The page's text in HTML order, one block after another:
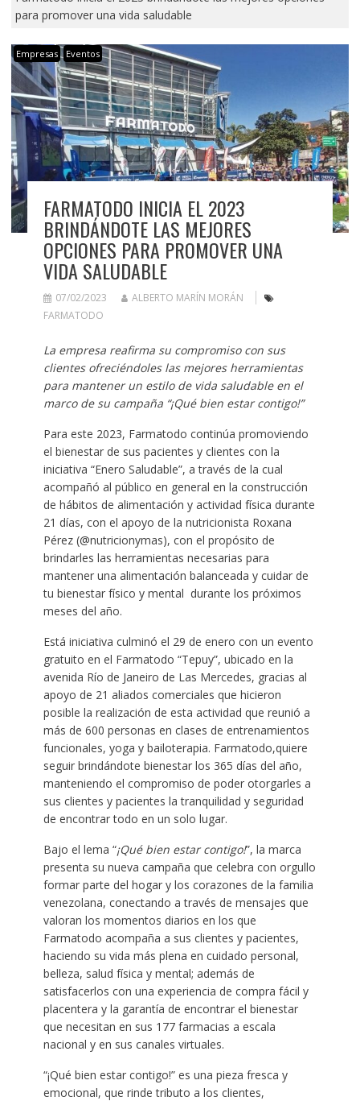
para promover una vida saludable
Empresas Eventos
FARMATODO INICIA EL 2023
BRINDÁNDOTE LAS MEJORES
OPCIONES PARA PROMOVER UNA
VIDA SALUDABLE
07/02/2023
ALBERTO MARÍN MORÁN
FARMATODO
La empresa reafirma su compromiso con sus
clientes ofreciéndoles las mejores herramientas
para mantener un estilo de vida saludable en el
marco de su campaña “¡Qué bien estar contigo!”
Para este 2023, Farmatodo continúa promoviendo
el bienestar de sus pacientes y clientes con la
iniciativa “Enero Saludable”, a través de la cual
acompañó al público en general en la construcción
de hábitos de alimentación y actividad física durante
21 días, con el apoyo de la nutricionista Roxana
Pérez (@nutricionymas), con el propósito de
brindarles las herramientas necesarias para
mantener una alimentación balanceada y cuidar de
tu bienestar físico y mental durante los próximos
meses del año.
Está iniciativa culminó el 29 de enero con un evento
gratuito en el Farmatodo “Tepuy”, ubicado en la
avenida Río de Janeiro de Las Mercedes, gracias al
apoyo de 21 aliados comerciales que hicieron
posible la realización de esta actividad que reunió a
más de 600 personas en clases de entrenamientos
funcionales, yoga y bailoterapia. Farmatodo,quiere
seguir brindándote bienestar los 365 días del año,
manteniendo el compromiso de poder otorgarles a
sus clientes y pacientes la tranquilidad y seguridad
de encontrar todo en un solo lugar.
Bajo el lema “¡Qué bien estar contigo!”, la marca
presenta su nueva campaña que celebra con orgullo
formar parte del hogar y los corazones de la familia
venezolana, conectando a través de mensajes que
valoran los momentos diarios en los que
Farmatodo acompaña a sus clientes y pacientes,
haciendo su vida más plena en cuidado personal,
belleza, salud física y mental; además de
satisfacerlos con una experiencia de compra fácil y
placentera y la garantía de encontrar el bienestar
que necesitan en sus 177 farmacias a escala
nacional y en sus canales virtuales.
“¡Qué bien estar contigo!” es una pieza fresca y
emocional, que rinde tributo a los clientes,